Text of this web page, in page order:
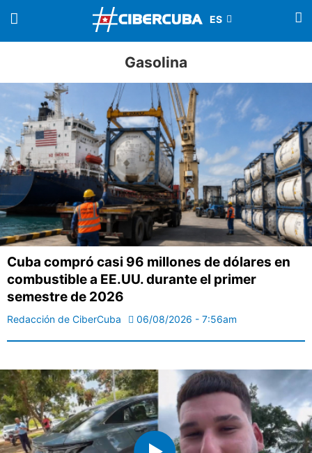
Gasolina
Cuba compró casi 96 millones de dólares en
combustible a EE.UU. durante el primer
semestre de 2026
Redacción de CiberCuba 06/08/2026 - 7:56am